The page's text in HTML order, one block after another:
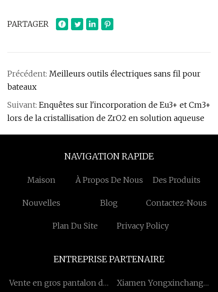
PARTAGER
Précédent: Meilleurs outils électriques sans fil pour
bateaux
Suivant: Enquêtes sur l'incorporation de Eu3+ et Cm3+
lors de la cristallisation de ZrO2 en solution aqueuse
NAVIGATION RAPIDE
Maison À Propos De Nous Des Produits
Nouvelles Blog Contactez-Nous
Plan Du Site Privacy Policy
ENTREPRISE PARTENAIRE
Vente en gros pantalon de
Xiamen Yongxinchang